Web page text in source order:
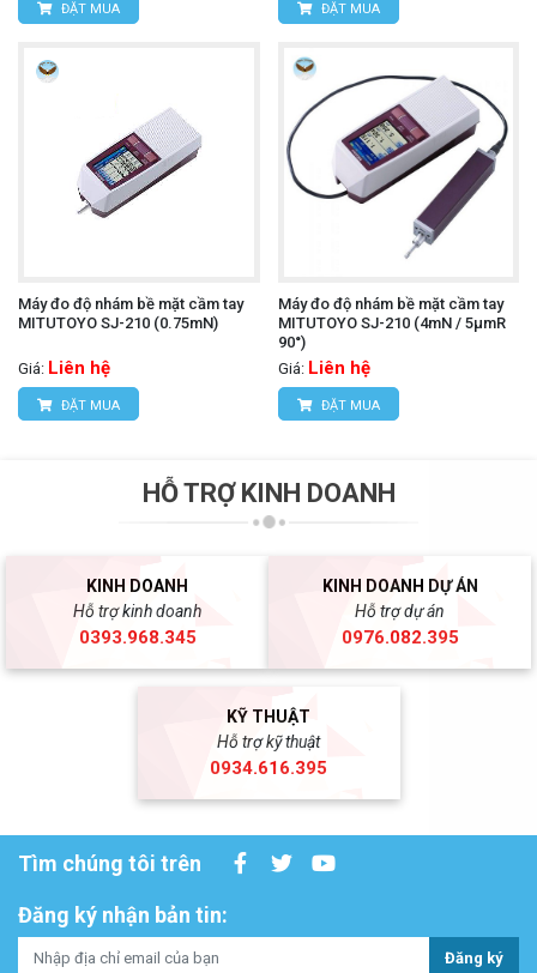
ĐẶT MUA ĐẶT MUA
Máy đo độ nhám bề mặt cầm tay
MITUTOYO SJ-210 (0.75mN)
Giá: Liên hệ
ĐẶT MUA
Máy đo độ nhám bề mặt cầm tay
MITUTOYO SJ-210 (4mN / 5µmR
90°)
Giá: Liên hệ
ĐẶT MUA
HỖ TRỢ KINH DOANH
KINH DOANH
Hỗ trợ kinh doanh
0393.968.345
KINH DOANH DỰ ÁN
Hỗ trợ dự án
0976.082.395
KỸ THUẬT
Hỗ trợ kỹ thuật
0934.616.395
Tìm chúng tôi trên
Đăng ký nhận bản tin:
Đăng ký